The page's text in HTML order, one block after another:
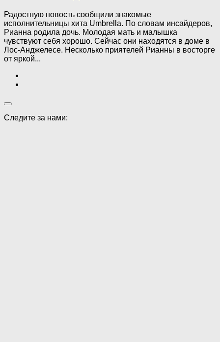
Радостную новость сообщили знакомые
исполнительницы хита Umbrella. По словам инсайдеров,
Рианна родила дочь. Молодая мать и малышка
чувствуют себя хорошо. Сейчас они находятся в доме в
Лос-Анджелесе. Несколько приятелей Рианны в восторге
от яркой...
Следите за нами: